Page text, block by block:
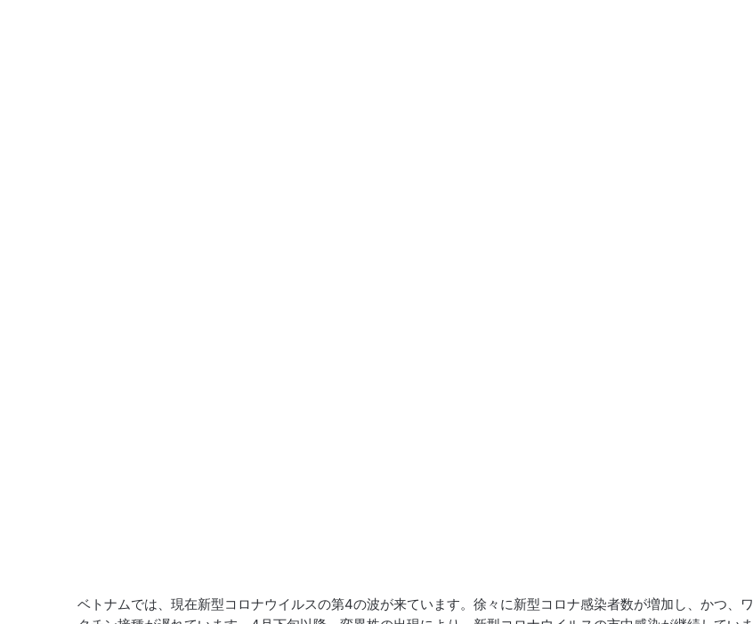
ベトナムでは、現在新型コロナウイルスの第4の波が来ています。徐々に新型コロナ感染者数が増加し、かつ、ワ